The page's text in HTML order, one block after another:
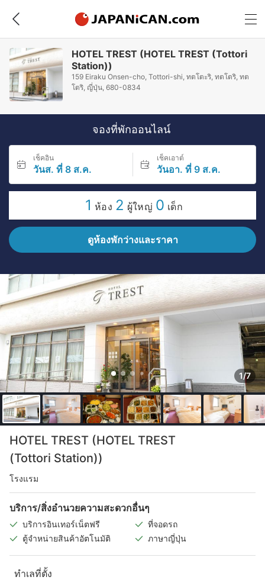
HOTEL TREST (HOTEL TREST (Tottori
Station))
159 Eiraku Onsen-cho, Tottori-shi, ทตโตะริ, ทตโตริ, ทต
โตริ, ญี่ปุ่น, 680-0834
จองที่พักออนไลน์
เช็คอิน
วันส. ที่ 8 ส.ค.
เช็คเอาต์
วันอา. ที่ 9 ส.ค.
1 ห้อง 2 ผู้ใหญ่ 0 เด็ก
ดูห้องพักว่างและราคา
1/7
HOTEL TREST (HOTEL TREST
(Tottori Station))
โรงแรม
บริการ/สิ่งอำนวยความสะดวกอื่นๆ
บริการอินเทอร์เน็ตฟรี
ที่จอดรถ
ตู้จำหน่ายสินค้าอัตโนมัติ
ภาษาญี่ปุ่น
ทำเลที่ตั้ง